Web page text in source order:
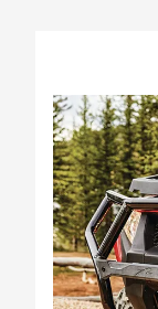
update
2012 US
2012 XC
2013 1000
2013 450 R
2013 550
2013 550 XT
2013 700